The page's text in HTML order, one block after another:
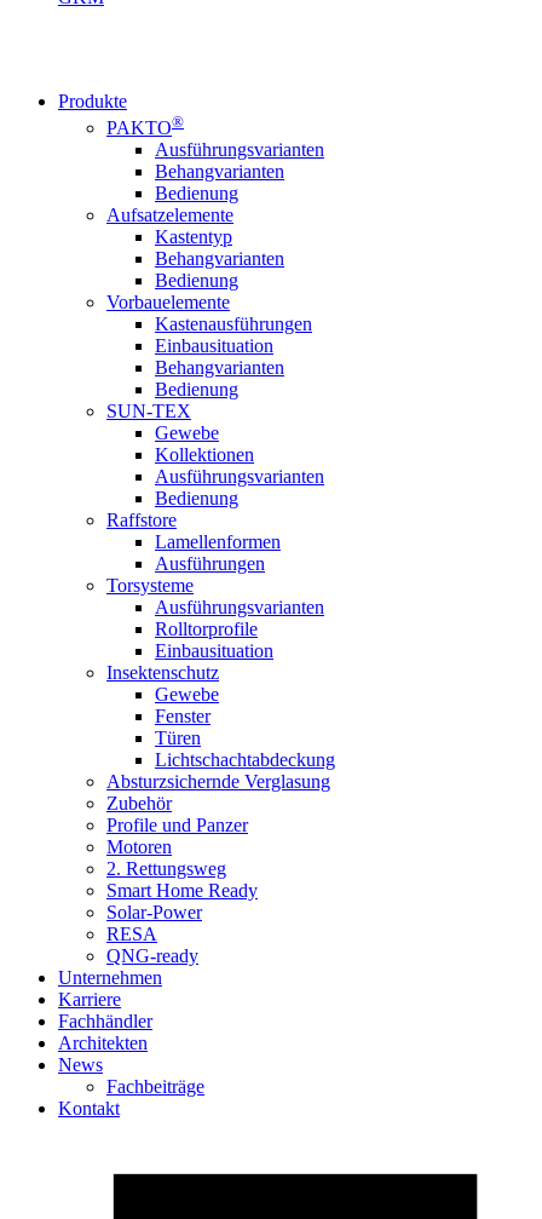
Produkte
PAKTO®
Ausführungsvarianten
Behangvarianten
Bedienung
Aufsatzelemente
Kastentyp
Behangvarianten
Bedienung
Vorbauelemente
Kastenausführungen
Einbausituation
Behangvarianten
Bedienung
SUN-TEX
Gewebe
Kollektionen
Ausführungsvarianten
Bedienung
Raffstore
Lamellenformen
Ausführungen
Torsysteme
Ausführungsvarianten
Rolltorprofile
Einbausituation
Insektenschutz
Gewebe
Fenster
Türen
Lichtschachtabdeckung
Absturzsichernde Verglasung
Zubehör
Profile und Panzer
Motoren
2. Rettungsweg
Smart Home Ready
Solar-Power
RESA
QNG-ready
Unternehmen
Karriere
Fachhändler
Architekten
News
Fachbeiträge
Kontakt